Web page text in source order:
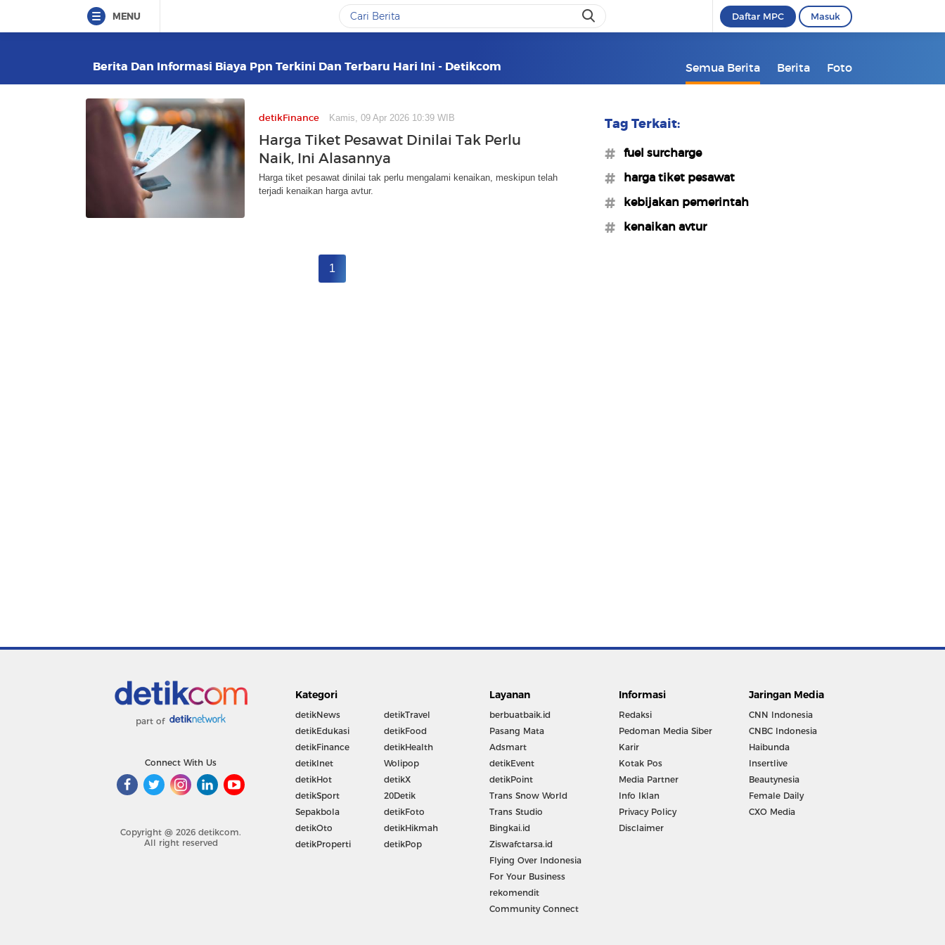
MENU Daftar MPC Masuk
Berita Dan Informasi Biaya Ppn Terkini Dan Terbaru Hari Ini - Detikcom Semua Berita Berita Foto
detikFinance Kamis, 09 Apr 2026 10:39 WIB
Harga Tiket Pesawat Dinilai Tak Perlu
Naik, Ini Alasannya
Harga tiket pesawat dinilai tak perlu mengalami kenaikan, meskipun telah
terjadi kenaikan harga avtur.
1
Tag Terkait:
#fuel surcharge
#harga tiket pesawat
#kebijakan pemerintah
#kenaikan avtur
part of
Connect With Us
Copyright @ 2026 detikcom.
All right reserved
Kategori
detikNews
detikEdukasi
detikFinance
detikInet
detikHot
detikSport
Sepakbola
detikOto
detikProperti
detikTravel
detikFood
detikHealth
Wolipop
detikX
20Detik
detikFoto
detikHikmah
detikPop
Layanan
berbuatbaik.id
Pasang Mata
Adsmart
detikEvent
detikPoint
Trans Snow World
Trans Studio
Bingkai.id
Ziswafctarsa.id
Flying Over Indonesia
For Your Business
rekomendit
Community Connect
Informasi
Redaksi
Pedoman Media Siber
Karir
Kotak Pos
Media Partner
Info Iklan
Privacy Policy
Disclaimer
Jaringan Media
CNN Indonesia
CNBC Indonesia
Haibunda
Insertlive
Beautynesia
Female Daily
CXO Media